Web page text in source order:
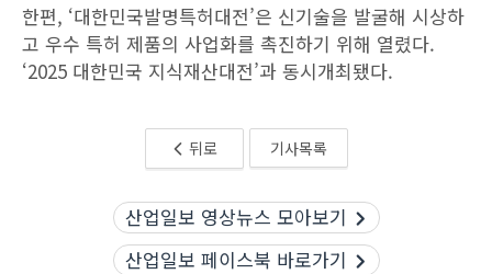
한편, ‘대한민국발명특허대전’은 신기술을 발굴해 시상하
고 우수 특허 제품의 사업화를 촉진하기 위해 열렸다.
‘2025 대한민국 지식재산대전’과 동시개최됐다.
뒤로 기사목록
산업일보 영상뉴스 모아보기
산업일보 페이스북 바로가기